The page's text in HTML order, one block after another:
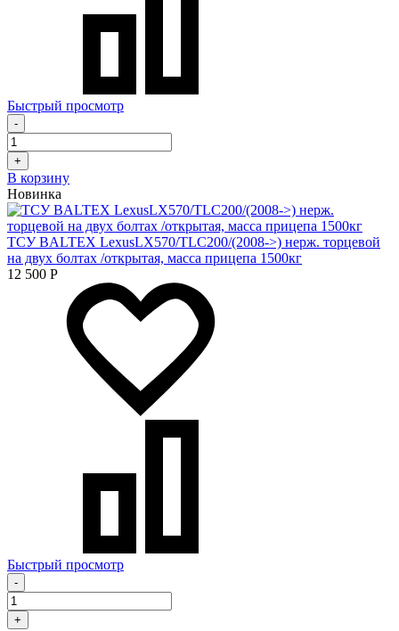
Быстрый просмотр
-
+
В корзину
Новинка
ТСУ BALTEX LexusLX570/TLC200/(2008->) нерж. торцевой
на двух болтах /открытая, масса прицепа 1500кг
12 500 Р
Быстрый просмотр
-
+